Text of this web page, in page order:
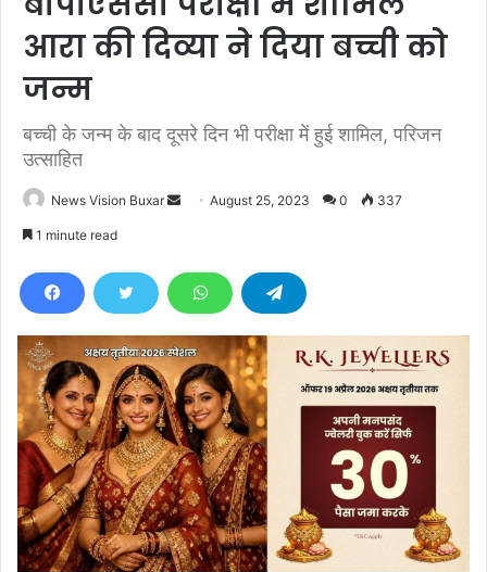
आरा की दिव्या ने दिया बच्ची को
जन्म
बच्ची के जन्म के बाद दूसरे दिन भी परीक्षा में हुई शामिल, परिजन
उत्साहित
News Vision Buxar
d
e
m
a
i
l
August 25, 2023 0 337
1 minute read